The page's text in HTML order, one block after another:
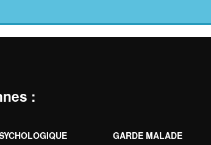
:
GARDE MALADE